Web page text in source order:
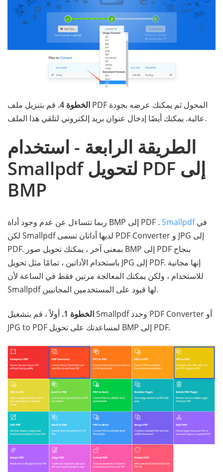
الخطوة 4.
قم بتنزيل ملف PDF المحول ثم يمكنك عرضه بجودة
عالية. يمكنك أيضًا إدخال عنوان بريد إلكتروني لتلقي هذا الملف.
الطريقة الرابعة - استخدام
Smallpdf لتحويل PDF إلى
BMP
ربما تتساءل عن عدم وجود أداة BMP إلى PDF فيSmallpdf
.
لكن Smallpdf لديها أداتان تسمى PDF Converter و JPG إلى
PDF. بمعنى آخر ، يمكنك تحويل صور BMP إلى PDF بنجاح
باستخدام الأداتين ، تمامًا مثل تحويل JPG إلى PDF. إنها مجانية
للاستخدام ، ولكن يمكنك المعالجة مرتين فقط في الساعة لأن
Smallpdf لها قيود على المستخدمين المجانيين.
الخطوة 1.
أولاً ، قم بتشغيل Smallpdf وحدد PDF Converter أو
JPG to PDF لمساعدتك على تحويل BMP إلى PDF.